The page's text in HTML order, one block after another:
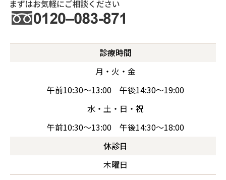
診療時間
月・火・金
午前10:30～13:00 午後14:30～19:00
水・土・日・祝
午前10:30～13:00 午後14:30～18:00
休診日
木曜日